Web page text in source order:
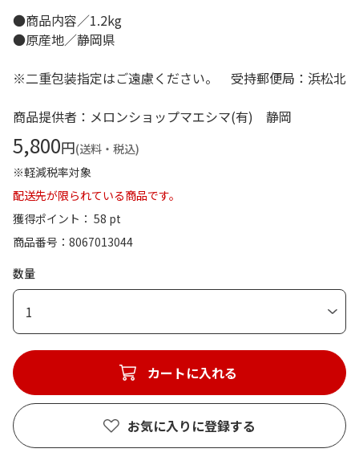
●商品内容／1.2kg
●原産地／静岡県
※二重包装指定はご遠慮ください。 受持郵便局：浜松北
商品提供者：メロンショップマエシマ(有) 静岡
5,800円(送料・税込)
※軽減税率対象
配送先が限られている商品です。
獲得ポイント： 58 pt
商品番号
8067013044
数量
1
カートに入れる
お気に入りに登録する